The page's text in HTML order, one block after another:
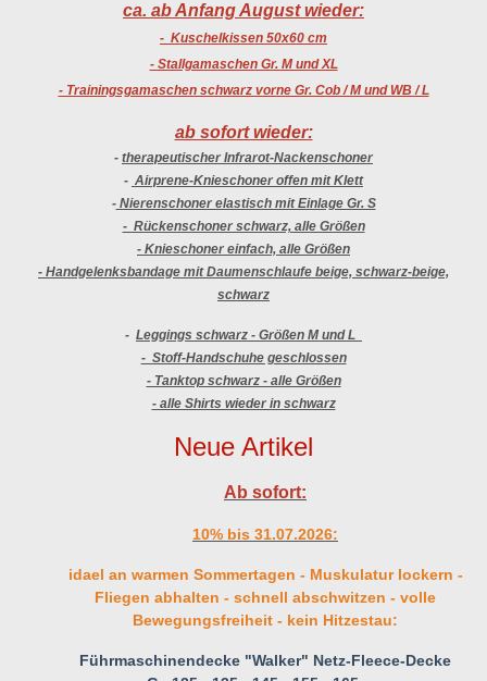
ca. ab Anfang August wieder:
- Kuschelkissen 50x60 cm
- Stallgamaschen Gr. M und XL
- Trainingsgamaschen schwarz vorne Gr. Cob / M und WB / L
ab sofort wieder:
- therapeutischer Infrarot-Nackenschoner
- Airprene-Knieschoner offen mit Klett
-Nierenschoner elastisch mit Einlage Gr. S
- Rückenschoner schwarz, alle Größen
- Knieschoner einfach, alle Größen
- Handgelenksbandage mit Daumenschlaufe beige, schwarz-beige,
schwarz
- Leggings schwarz - Größen M und L
- Stoff-Handschuhe geschlossen
- Tanktop schwarz - alle Größen
- alle Shirts wieder in schwarz
Neue Artikel
Ab sofort:
10% bis 31.07.2026:
idael an warmen Sommertagen - Muskulatur lockern -
Fliegen abhalten - schnell abschwitzen - volle
Bewegungsfreiheit - kein Hitzestau:
Führmaschinendecke "Walker" Netz-Fleece-Decke